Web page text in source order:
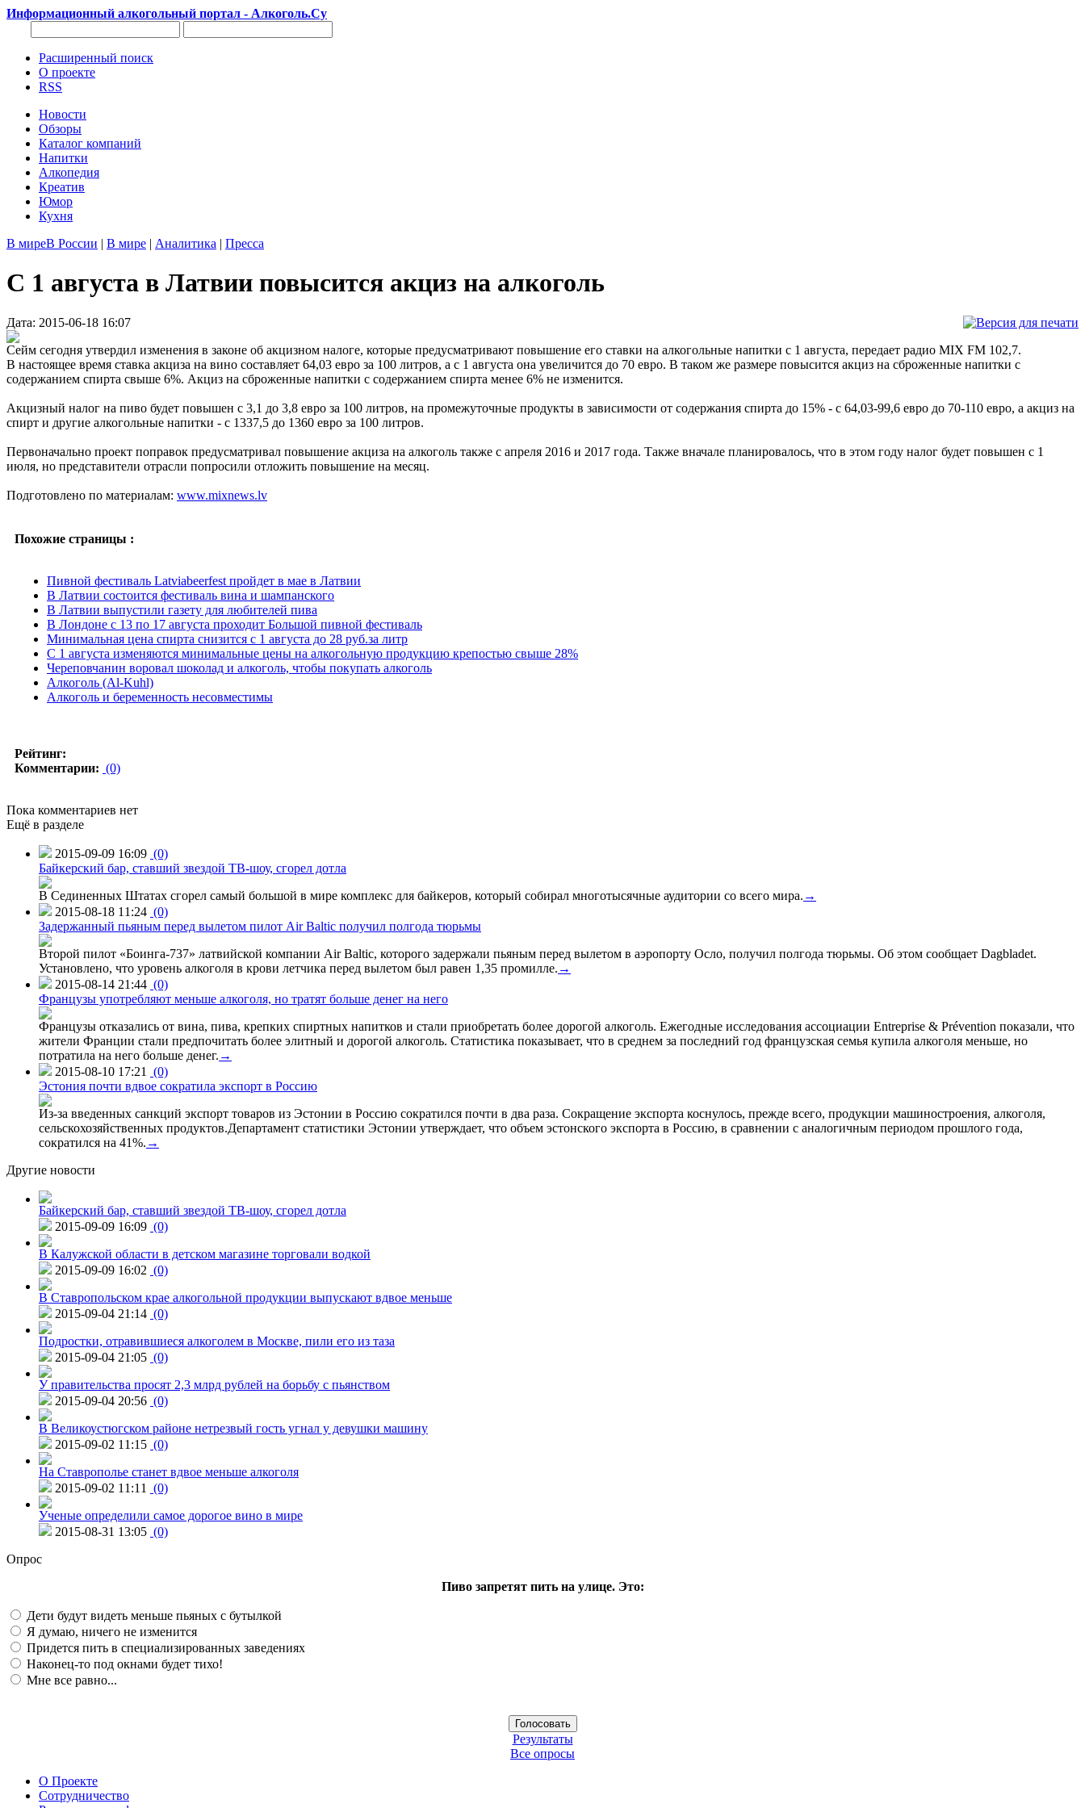
Информационный алкогольный портал - Алкоголь.Су
Расширенный поиск
О проекте
RSS
Новости
Обзоры
Каталог компаний
Напитки
Алкопедия
Креатив
Юмор
Кухня
В миреВ России | В мире | Аналитика | Пресса
С 1 августа в Латвии повысится акциз на алкоголь
Дата: 2015-06-18 16:07
Сейм сегодня утвердил изменения в законе об акцизном налоге, которые предусматривают повышение его ставки на алкогольные напитки с 1 августа, передает радио MIX FM 102,7.
В настоящее время ставка акциза на вино составляет 64,03 евро за 100 литров, а с 1 августа она увеличится до 70 евро. В таком же размере повысится акциз на сброженные напитки с
содержанием спирта свыше 6%. Акциз на сброженные напитки с содержанием спирта менее 6% не изменится.
Акцизный налог на пиво будет повышен с 3,1 до 3,8 евро за 100 литров, на промежуточные продукты в зависимости от содержания спирта до 15% - с 64,03-99,6 евро до 70-110 евро, а акциз на
спирт и другие алкогольные напитки - с 1337,5 до 1360 евро за 100 литров.
Первоначально проект поправок предусматривал повышение акциза на алкоголь также с апреля 2016 и 2017 года. Также вначале планировалось, что в этом году налог будет повышен с 1
июля, но представители отрасли попросили отложить повышение на месяц.
Подготовлено по материалам: www.mixnews.lv
Похожие страницы :
Пивной фестиваль Latviabeerfest пройдет в мае в Латвии
В Латвии состоится фестиваль вина и шампанского
В Латвии выпустили газету для любителей пива
В Лондоне с 13 по 17 августа проходит Большой пивной фестиваль
Минимальная цена спирта снизится с 1 августа до 28 руб.за литр
С 1 августа изменяются минимальные цены на алкогольную продукцию крепостью свыше 28%
Череповчанин воровал шоколад и алкоголь, чтобы покупать алкоголь
Алкоголь (Al-Kuhl)
Алкоголь и беременность несовместимы
Рейтинг:
Комментарии: (0)
Пока комментариев нет
Ещё в разделе
2015-09-09 16:09 (0)
Байкерский бар, ставший звездой ТВ-шоу, сгорел дотла
В Сединенных Штатах сгорел самый большой в мире комплекс для байкеров, который собирал многотысячные аудитории со всего мира. →
2015-08-18 11:24 (0)
Задержанный пьяным перед вылетом пилот Air Baltic получил полгода тюрьмы
Второй пилот «Боинга-737» латвийской компании Air Baltic, которого задержали пьяным перед вылетом в аэропорту Осло, получил полгода тюрьмы. Об этом сообщает Dagbladet.
Установлено, что уровень алкоголя в крови летчика перед вылетом был равен 1,35 промилле. →
2015-08-14 21:44 (0)
Французы употребляют меньше алкоголя, но тратят больше денег на него
Французы отказались от вина, пива, крепких спиртных напитков и стали приобретать более дорогой алкоголь. Ежегодные исследования ассоциации Entreprise & Prévention показали, что
жители Франции стали предпочитать более элитный и дорогой алкоголь. Статистика показывает, что в среднем за последний год французская семья купила алкоголя меньше, но
потратила на него больше денег. →
2015-08-10 17:21
(0)
Эстония почти вдвое сократила экспорт в Россию
Из-за введенных санкций экспорт товаров из Эстонии в Россию сократился почти в два раза. Сокращение экспорта коснулось, прежде всего, продукции машиностроения, алкоголя,
сельскохозяйственных продуктов.Департамент статистики Эстонии утверждает, что объем эстонского экспорта в Россию, в сравнении с аналогичным периодом прошлого года,
сократился на 41%. →
Другие новости
Байкерский бар, ставший звездой ТВ-шоу, сгорел дотла
2015-09-09 16:09 (0)
В Калужской области в детском магазине торговали водкой
2015-09-09 16:02 (0)
В Ставропольском крае алкогольной продукции выпускают вдвое меньше
2015-09-04 21:14 (0)
Подростки, отравившиеся алкоголем в Москве, пили его из таза
2015-09-04 21:05 (0)
У правительства просят 2,3 млрд рублей на борьбу с пьянством
2015-09-04 20:56 (0)
В Великоустюгском районе нетрезвый гость угнал у девушки машину
2015-09-02 11:15 (0)
На Ставрополье станет вдвое меньше алкоголя
2015-09-02 11:11
(0)
Ученые определили самое дорогое вино в мире
2015-08-31 13:05 (0)
Опрос
Пиво запретят пить на улице. Это:
Дети будут видеть меньше пьяных с бутылкой
Я думаю, ничего не изменится
Придется пить в специализированных заведениях
Наконец-то под окнами будет тихо!
Мне все равно...
Результаты
Все опросы
О Проекте
Сотрудничество